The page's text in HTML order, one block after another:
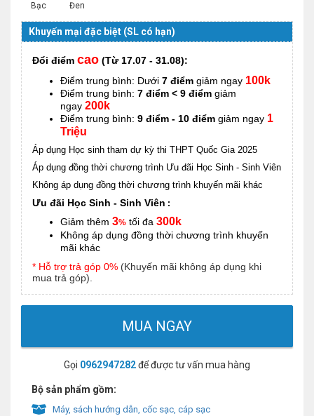
Bạc Đen
Khuyến mại đặc biệt (SL có hạn)
Đổi điểm cao (Từ 17.07 - 31.08):
Điểm trung bình: Dưới 7 điểm giảm ngay 100k
Điểm trung bình: 7 điểm < 9 điểm giảm
ngay 200k
Điểm trung bình: 9 điểm - 10 điểm giảm ngay 1
Triệu
Áp dụng Học sinh tham dự kỳ thi THPT Quốc Gia 2025
Áp dụng đồng thời chương trình Ưu đãi Học Sinh - Sinh Viên
Không áp dụng đồng thời chương trình khuyến mãi khác
Ưu đãi Học Sinh - Sinh Viên :
Giảm thêm 3% tối đa 300k
Không áp dụng đồng thời chương trình khuyến
mãi khác
* Hỗ trợ trả góp 0% (Khuyến mãi không áp dụng khi
mua trả góp).
MUA NGAY
Gọi 0962947282để được tư vấn mua hàng
Bộ sản phẩm gồm:
Máy, sách hướng dẫn, cốc sạc, cáp sạc